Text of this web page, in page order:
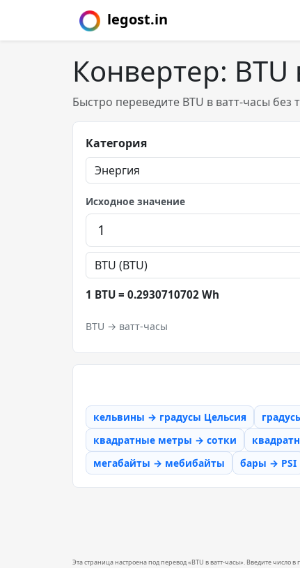
legost.in
Конвертер: BTU
Быстро переведите BTU в ватт-часы без
Категория
Исходное значение
1 BTU = 0.2930710702 Wh
BTU → ватт-часы
кельвины → градусы Цельсия
квадратные метры → сотки
мегабайты → мебибайты
бары → PSI
Эта страница настроена под перевод «BTU в ватт-часы». Введите число в